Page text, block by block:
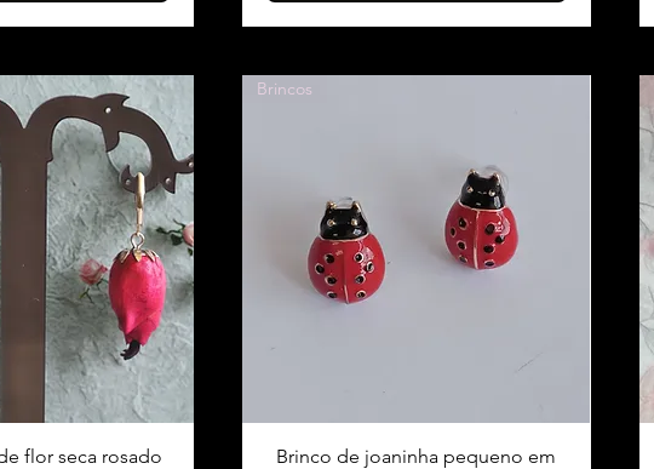
flor seca rosado
Brincos
Brinco de joaninha pequeno em